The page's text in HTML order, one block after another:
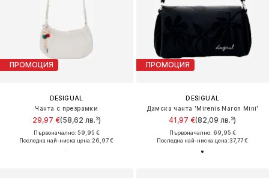
ПРОМОЦИЯ
DESIGUAL
Чанта с презрамки
29,97 €(58,62 лв.³)
Първоначално: 59,95 €
Последна най-ниска цена:26,97 €
ПРОМОЦИЯ
DESIGUAL
Дамска чанта 'Mirenis Naron Mini'
41,97 €(82,09 лв.³)
Първоначално: 69,95 €
Последна най-ниска цена:37,77 €